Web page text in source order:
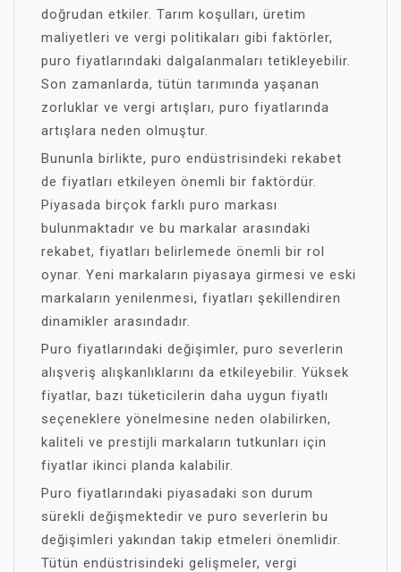
doğrudan etkiler. Tarım koşulları, üretim
maliyetleri ve vergi politikaları gibi faktörler,
puro fiyatlarındaki dalgalanmaları tetikleyebilir.
Son zamanlarda, tütün tarımında yaşanan
zorluklar ve vergi artışları, puro fiyatlarında
artışlara neden olmuştur.
Bununla birlikte, puro endüstrisindeki rekabet
de fiyatları etkileyen önemli bir faktördür.
Piyasada birçok farklı puro markası
bulunmaktadır ve bu markalar arasındaki
rekabet, fiyatları belirlemede önemli bir rol
oynar. Yeni markaların piyasaya girmesi ve eski
markaların yenilenmesi, fiyatları şekillendiren
dinamikler arasındadır.
Puro fiyatlarındaki değişimler, puro severlerin
alışveriş alışkanlıklarını da etkileyebilir. Yüksek
fiyatlar, bazı tüketicilerin daha uygun fiyatlı
seçeneklere yönelmesine neden olabilirken,
kaliteli ve prestijli markaların tutkunları için
fiyatlar ikinci planda kalabilir.
Puro fiyatlarındaki piyasadaki son durum
sürekli değişmektedir ve puro severlerin bu
değişimleri yakından takip etmeleri önemlidir.
Tütün endüstrisindeki gelişmeler, vergi